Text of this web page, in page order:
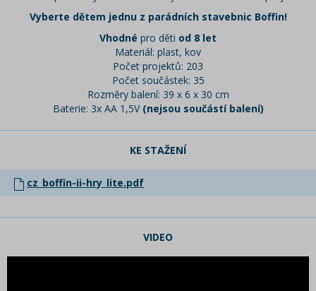
Vyberte dětem jednu z parádních stavebnic Boffin!
Vhodné pro děti od 8 let
Materiál: plast, kov
Počet projektů: 203
Počet součástek: 35
Rozměry balení: 39 x 6 x 30 cm
Baterie: 3x AA 1,5V (nejsou součástí balení)
KE STAŽENÍ
cz_boffin-ii-hry_lite.pdf
VIDEO